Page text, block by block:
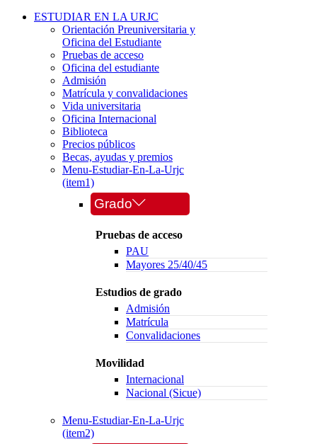
ESTUDIAR EN LA URJC
Orientación Preuniversitaria y
Oficina del Estudiante
Pruebas de acceso
Oficina del estudiante
Admisión
Matrícula y convalidaciones
Vida universitaria
Oficina Internacional
Biblioteca
Precios públicos
Becas, ayudas y premios
Menu-Estudiar-En-La-Urjc
(item1)
Grado
Pruebas de acceso
PAU
Mayores 25/40/45
Estudios de grado
Admisión
Matrícula
Convalidaciones
Movilidad
Internacional
Nacional (Sicue)
Menu-Estudiar-En-La-Urjc
(item2)